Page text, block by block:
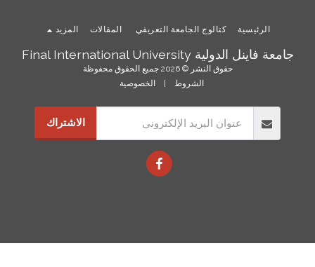
جامعة فاينل الدولية Final International University
حقوق النشر © 2026 جميع الحقوق محفوظة
الشروط
الخصوصية
الرئيسية كتالوج الجامعة التعريفي المقالات المزيد
الاشتراك